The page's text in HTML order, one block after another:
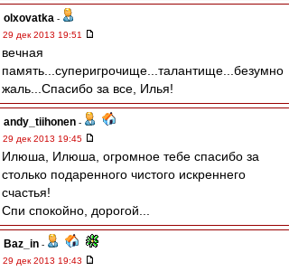
olxovatka -
29 дек 2013 19:51
вечная
память...суперигрочище...талантище...безумно
жаль...Спасибо за все, Илья!
andy_tiihonen -
29 дек 2013 19:45
Илюша, Илюша, огромное тебе спасибо за
столько подаренного чистого искреннего
счастья!
Спи спокойно, дорогой...
Baz_in -
29 дек 2013 19:43